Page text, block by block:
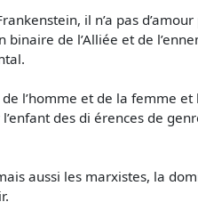
il n’a pas
binaire de l’Alliée et de
l’homme et de la femme
des di érences de
aussi les marxistes, la